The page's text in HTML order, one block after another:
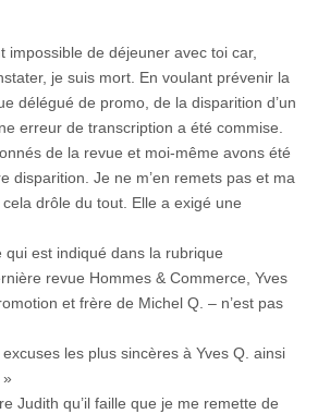
impossible de déjeuner avec toi car,
je suis mort. En voulant prévenir la
délégué de promo, de la disparition d’un
erreur de transcription a été commise.
de la revue et moi-même avons été
disparition. Je ne m’en remets pas et ma
drôle du tout. Elle a exigé une
est indiqué dans la rubrique
revue Hommes & Commerce, Yves
et frère de Michel Q. – n’est pas
les plus sincères à Yves Q. ainsi
Judith qu’il faille que je me remette de